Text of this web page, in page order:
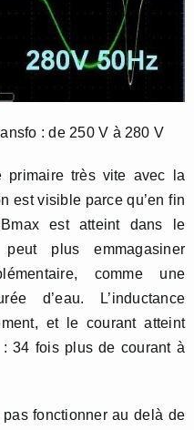
: de 250 V à 280 V
primaire très vite avec la
est visible parce qu’en fin
est atteint dans le
plus emmagasiner
comme une
d’eau. L’inductance
et le courant atteint
34 fois plus de courant à
fonctionner au delà de